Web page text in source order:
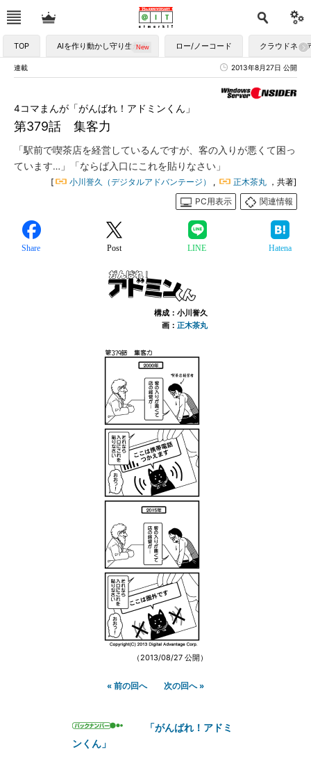
TOP AIを作り動かし守り生かす ロー/ノーコード クラウドネイ
連載 2013年8月27日 公開
第379話 集客力
4コマまんが「がんばれ！アドミンくん」
「駅前で喫茶店を経営しているんですが、客の入りが悪くて困っ
ています…」「ならば入口にこれを貼りなさい」
[ 小川誉久（デジタルアドバンテージ） , 正木茶丸 ，共著]
PC用表示
関連情報
Share Post LINE Hatena
構成：小川誉久
画： 正木茶丸
（2013/08/27 公開）
« 前の回へ 次の回へ »
「がんばれ！アドミ
ンくん」